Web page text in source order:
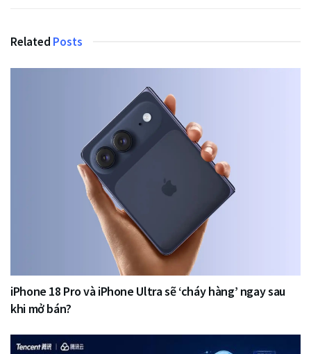
Related Posts
iPhone 18 Pro và iPhone Ultra sẽ ‘cháy hàng’ ngay sau
khi mở bán?